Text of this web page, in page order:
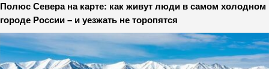
Полюс Севера на карте: как живут люди в самом холодном
городе России – и уезжать не торопятся